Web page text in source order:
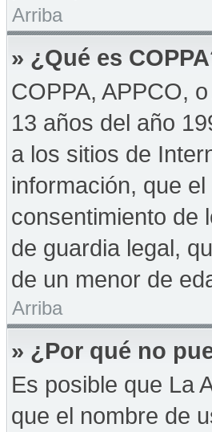
Arriba
» ¿Qué es
COPPA, APPCO,
13 años del año
a los sitios de
información, que
consentimiento de
de guardia legal,
de un menor de
Arriba
» ¿Por qué no
Es posible que La
que el nombre de